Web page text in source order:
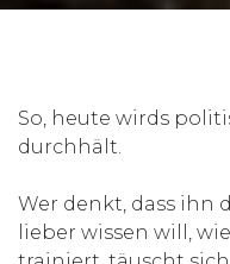
So, heute wirds
durchhält.
Wer denkt, dass ihn
lieber wissen will,